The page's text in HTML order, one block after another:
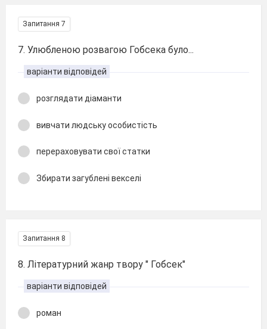
Запитання 7
7. Улюбленою розвагою Гобсека було...
варіанти відповідей
розглядати діаманти
вивчати людську особистість
перераховувати свої статки
Збирати загублені векселі
Запитання 8
8. Літературний жанр твору " Гобсек"
варіанти відповідей
роман